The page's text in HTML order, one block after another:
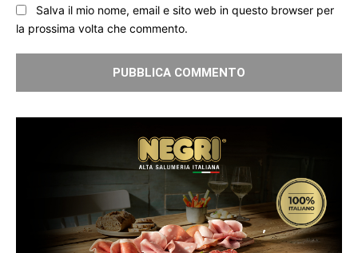
Salva il mio nome, email e sito web in questo browser per
la prossima volta che commento.